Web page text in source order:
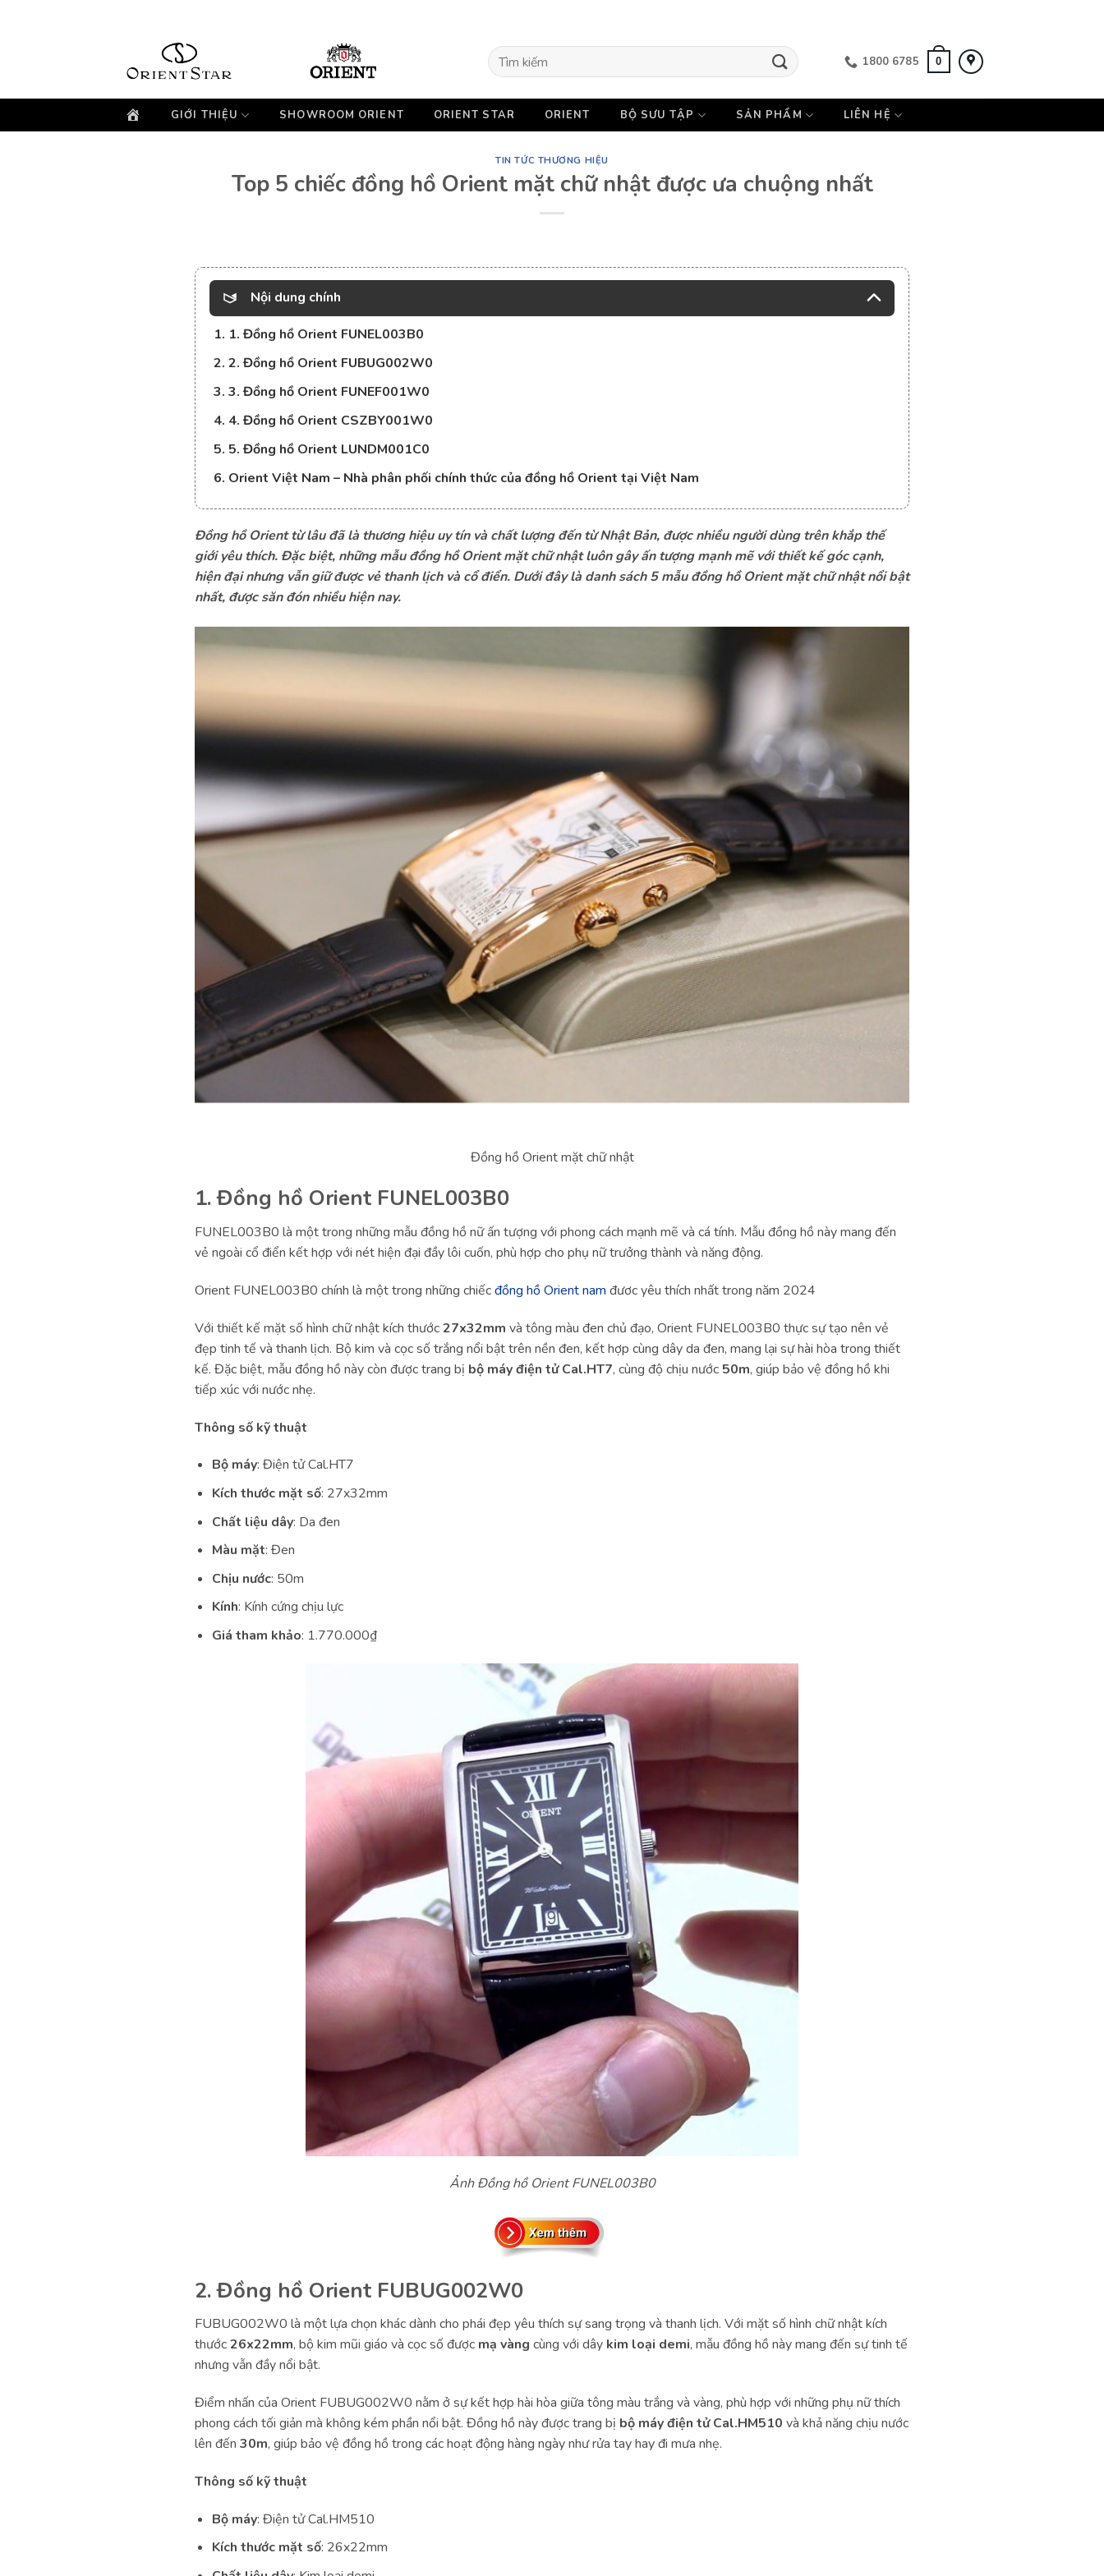
Tìm
kiếm:
1800 6785 0
GIỚI THIỆU SHOWROOM ORIENT ORIENT STAR ORIENT BỘ SƯU TẬP SẢN PHẨM LIÊN HỆ
TIN TỨC THƯƠNG HIỆU
Top 5 chiếc đồng hồ Orient mặt chữ nhật được ưa chuộng nhất
Nội dung chính
1. 1. Đồng hồ Orient FUNEL003B0
2. 2. Đồng hồ Orient FUBUG002W0
3. 3. Đồng hồ Orient FUNEF001W0
4. 4. Đồng hồ Orient CSZBY001W0
5. 5. Đồng hồ Orient LUNDM001C0
6. Orient Việt Nam – Nhà phân phối chính thức của đồng hồ Orient tại Việt Nam
Đồng hồ Orient từ lâu đã là thương hiệu uy tín và chất lượng đến từ Nhật Bản, được nhiều người dùng trên khắp thế
giới yêu thích. Đặc biệt, những mẫu đồng hồ Orient mặt chữ nhật luôn gây ấn tượng mạnh mẽ với thiết kế góc cạnh,
hiện đại nhưng vẫn giữ được vẻ thanh lịch và cổ điển. Dưới đây là danh sách 5 mẫu đồng hồ Orient mặt chữ nhật nổi bật
nhất, được săn đón nhiều hiện nay.
Đồng hồ Orient mặt chữ nhật
1. Đồng hồ Orient FUNEL003B0
FUNEL003B0 là một trong những mẫu đồng hồ nữ ấn tượng với phong cách mạnh mẽ và cá tính. Mẫu đồng hồ này mang đến
vẻ ngoài cổ điển kết hợp với nét hiện đại đầy lôi cuốn, phù hợp cho phụ nữ trưởng thành và năng động.
Orient FUNEL003B0 chính là một trong những chiếcđồng hồ Orient nam đươc yêu thích nhất trong năm 2024
Với thiết kế mặt số hình chữ nhật kích thước27x32mm và tông màu đen chủ đạo, Orient FUNEL003B0 thực sự tạo nên vẻ
đẹp tinh tế và thanh lịch. Bộ kim và cọc số trắng nổi bật trên nền đen, kết hợp cùng dây da đen, mang lại sự hài hòa trong thiết
kế. Đặc biệt, mẫu đồng hồ này còn được trang bị bộ máy điện tử Cal.HT7, cùng độ chịu nước 50m, giúp bảo vệ đồng hồ khi
tiếp xúc với nước nhẹ.
Thông số kỹ thuật
Bộ máy: Điện tử Cal.HT7
Kích thước mặt số: 27x32mm
Chất liệu dây: Da đen
Màu mặt: Đen
Chịu nước: 50m
Kính: Kính cứng chịu lực
Giá tham khảo: 1.770.000₫
Ảnh Đồng hồ Orient FUNEL003B0
2. Đồng hồ Orient FUBUG002W0
FUBUG002W0 là một lựa chọn khác dành cho phái đẹp yêu thích sự sang trọng và thanh lịch. Với mặt số hình chữ nhật kích
thước26x22mm, bộ kim mũi giáo và cọc số được mạ vàng cùng với dây kim loại demi, mẫu đồng hồ này mang đến sự tinh tế
nhưng vẫn đầy nổi bật.
Điểm nhấn của Orient FUBUG002W0 nằm ở sự kết hợp hài hòa giữa tông màu trắng và vàng, phù hợp với những phụ nữ thích
phong cách tối giản mà không kém phần nổi bật. Đồng hồ này được trang bị bộ máy điện tử Cal.HM510 và khả năng chịu nước
lên đến 30m, giúp bảo vệ đồng hồ trong các hoạt động hàng ngày như rửa tay hay đi mưa nhẹ.
Thông số kỹ thuật
Bộ máy: Điện tử Cal.HM510
Kích thước mặt số: 26x22mm